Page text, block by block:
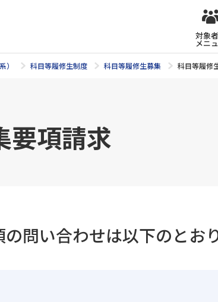
対象
メニ
） 科目等履修生制度 科目等履修生募集 科目等履修
要項請求
問い合わせは以下のとお